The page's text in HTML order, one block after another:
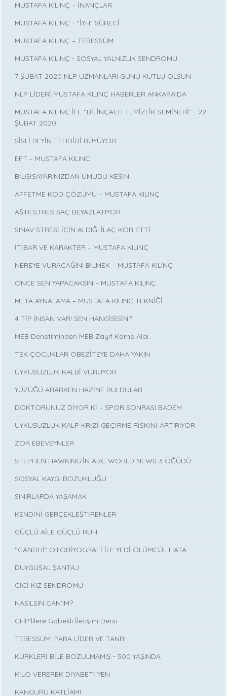
MUSTAFA KILINÇ – İNANÇLAR
MUSTAFA KILINÇ - “İYH” SÜRECİ
MUSTAFA KILINÇ – TEBESSÜM
MUSTAFA KILINÇ - SOSYAL YALNIZLIK SENDROMU
7 ŞUBAT 2020 NLP UZMANLARI GÜNÜ KUTLU OLSUN
NLP LİDERİ MUSTAFA KILINÇ HABERLER ANKARA’DA
MUSTAFA KILINÇ İLE “BİLİNÇALTI TEMİZLİK SEMİNERİ” - 22
ŞUBAT 2020
SİSLİ BEYİN TEHDİDİ BÜYÜYOR
EFT – MUSTAFA KILINÇ
BİLGİSAYARINIZDAN UMUDU KESİN
AFFETME KOD ÇÖZÜMÜ – MUSTAFA KILINÇ
AŞIRI STRES SAÇ BEYAZLATIYOR.
SINAV STRESİ İÇİN ALDIĞI İLAÇ KÖR ETTİ
İTİBAR VE KARAKTER – MUSTAFA KILINÇ
NEREYE VURACAĞINI BİLMEK – MUSTAFA KILINÇ
ÖNCE SEN YAPACAKSIN – MUSTAFA KILINÇ
META AYNALAMA – MUSTAFA KILINÇ TEKNİĞİ
4 TİP İNSAN VAR! SEN HANGİSİSİN?
MEB Denetiminden MEB Zayıf Karne Aldı…
TEK ÇOCUKLAR OBEZİTEYE DAHA YAKIN
UYKUSUZLUK KALBİ VURUYOR
YÜZÜĞÜ ARARKEN HAZİNE BULDULAR
DOKTORUNUZ DİYOR Kİ – SPOR SONRASI BADEM
UYKUSUZLUK KALP KRİZİ GEÇİRME RİSKİNİ ARTIRIYOR
ZOR EBEVEYNLER
STEPHEN HAWKING‘İN ABC WORLD NEWS 3 ÖĞÜDÜ
SOSYAL KAYGI BOZUKLUĞU
SINIRLARDA YAŞAMAK
KENDİNİ GERÇEKLEŞTİRENLER
GÜÇLÜ AİLE GÜÇLÜ RUH
“GANDHİ” OTOBİYOGRAFİ İLE YEDİ ÖLÜMCÜL HATA
DUYGUSAL ŞANTAJ
CİCİ KIZ SENDROMU
NASILSIN CAN’IM?
CHP'lilere Göbekli İletişim Dersi
TEBESSÜM: PARA LİDER VE TANRI
KÜRKLERİ BİLE BOZULMAMIŞ - 500 YAŞINDA
KİLO VEREREK DİYABETİ YEN
KANGURU KATLİAMI